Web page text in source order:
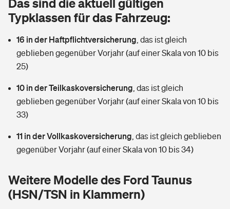
Wer versichert was: Jetzt Versicherer finden
Sie haben Fragen?
Glasversicherung
Mietkautionsversicherung
Restkreditversicherung
Zur Übersicht
Tools
Hochwasser-Check: Wie gefährdet ist Ihr Haus?
Kinderunfall­ver­si­che­rung
Kinderinvalidität
Hundehalter-Haftpflicht
Handyversicherung
Private Cyberversicherung
Dread-Disease-Versicherung
Tierkrankenversicherung
Zur Übersicht
Tools
Wer versichert was: Jetzt Versicherer finden
Rentenrechner: Wie viel Geld bekomme ich im Alter?
Typklassen für das Fahrzeug:
16 in der Haftpflichtversicherung das ist gleich
geblieben gegenüber Vorjahr (auf einer Skala von 10 bis
25)
10 in der Teilkaskoversicherung das ist gleich
geblieben gegenüber Vorjahr (auf einer Skala von 10 bis
33)
11 in der Vollkaskoversicherung das ist gleich geblieben
gegenüber Vorjahr (auf einer Skala von 10 bis 34)
Weitere Modelle des Ford Taunus
(HSN/TSN in Klammern)